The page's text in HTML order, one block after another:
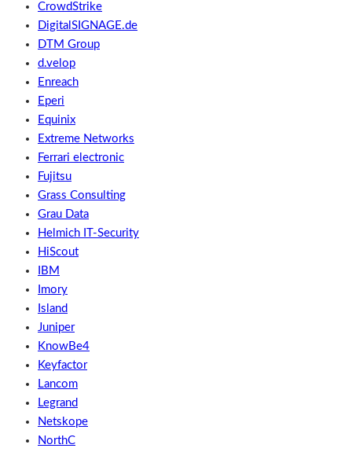
CrowdStrike
DigitalSIGNAGE.de
DTM Group
d.velop
Enreach
Eperi
Equinix
Extreme Networks
Ferrari electronic
Fujitsu
Grass Consulting
Grau Data
Helmich IT-Security
HiScout
IBM
Imory
Island
Juniper
KnowBe4
Keyfactor
Lancom
Legrand
Netskope
NorthC